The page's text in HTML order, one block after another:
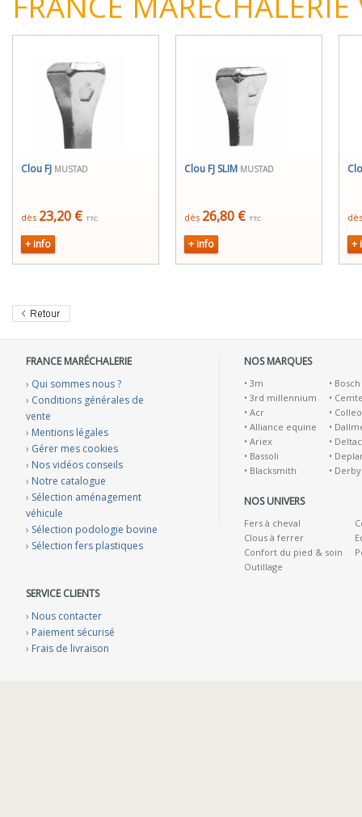
Clou FJ MUSTAD
dès 23,20 € TTC
+ info
Clou FJ SLIM MUSTAD
dès 26,80 € TTC
+ info +
FRANCE MARÉCHALERIE
› Qui sommes nous ?
› Conditions générales de
vente
› Mentions légales
› Gérer mes cookies
› Nos vidéos conseils
› Notre catalogue
› Sélection aménagement
véhicule
› Sélection podologie bovine
› Sélection fers plastiques
SERVICE CLIENTS
› Nous contacter
› Paiement sécurisé
› Frais de livraison
NOS MARQUES
• 3m
• 3rd millennium
• Acr
• Alliance equine
• Ariex
• Bassoli
• Blacksmith
• Bosch
•
•
•
•
•
• Derby
NOS UNIVERS
Fers à cheval
Clous à ferrer
Confort du pied & soin
Outillage